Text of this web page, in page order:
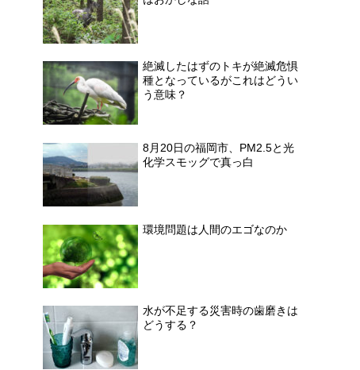
絶滅したはずのトキが絶滅危惧
種となっているがこれはどうい
う意味？
8月20日の福岡市、PM2.5と光
化学スモッグで真っ白
環境問題は人間のエゴなのか
水が不足する災害時の歯磨きは
どうする？